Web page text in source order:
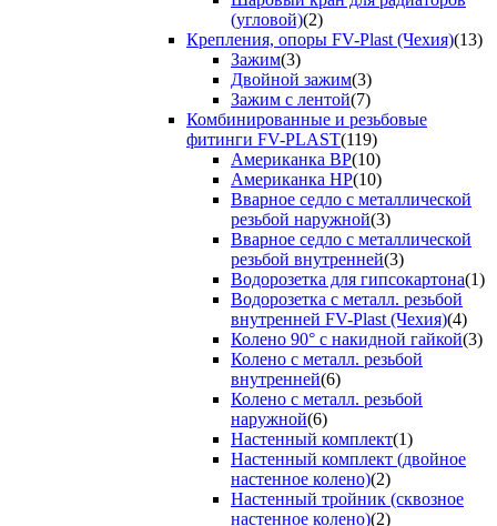
(угловой)(2)
Крепления, опоры FV-Plast (Чехия)(13)
Зажим(3)
Двойной зажим(3)
Зажим с лентой(7)
Комбинированные и резьбовые
фитинги FV-PLAST(119)
Американка ВР(10)
Американка НР(10)
Вварное седло с металлической
резьбой наружной(3)
Вварное седло с металлической
резьбой внутренней(3)
Водорозетка для гипсокартона(1)
Водорозетка с металл. резьбой
внутренней FV-Plast (Чехия)(4)
Колено 90° с накидной гайкой(3)
Колено с металл. резьбой
внутренней(6)
Колено с металл. резьбой
наружной(6)
Настенный комплект(1)
Настенный комплект (двойное
настенное колено)(2)
Настенный тройник (сквозное
настенное колено)(2)